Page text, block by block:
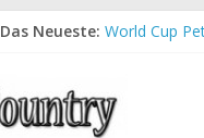
Das Neueste: World Cup
Halbzeit beim
Chelva: